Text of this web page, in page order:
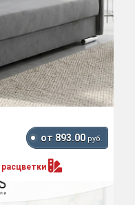
от 893.00 руб.
расцветки